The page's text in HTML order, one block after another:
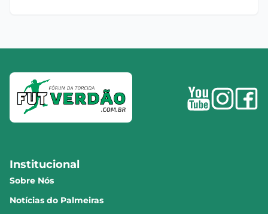
Institucional
Sobre Nós
Notícias do Palmeiras